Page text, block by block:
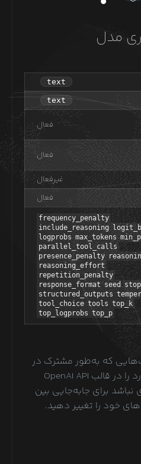
مدل
text
text
فعال
فعال
غیرفعال
فعال
frequency_penalty
include_reasoning
logprobs max_tokens min_p
parallel_tool_calls
presence_penalty
reasoning_effort
repetition_penalty
response_format seed
stop
structured_outputs
tool_choice tools top_k
top_logprobs top_p
که به‌طور مشترک در
اکثر مدل‌ها وجود دارد را در قالب OpenAI API
نباشد برای جابه‌جایی بین
خود را تغییر دهید.